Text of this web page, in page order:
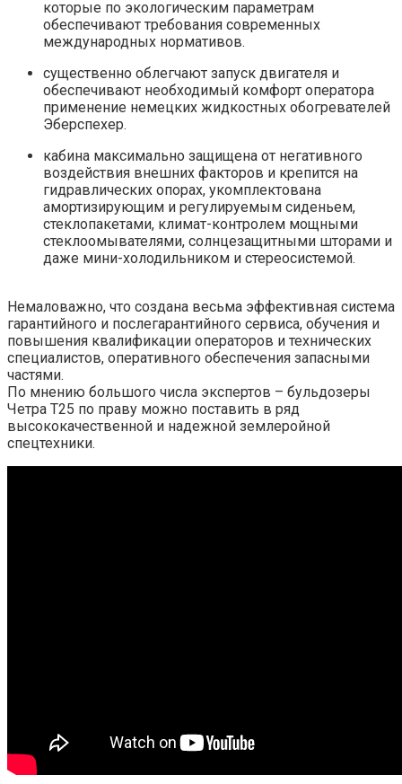
которые по экологическим параметрам
обеспечивают требования современных
международных нормативов.
существенно облегчают запуск двигателя и
обеспечивают необходимый комфорт оператора
применение немецких жидкостных обогревателей
Эберспехер.
кабина максимально защищена от негативного
воздействия внешних факторов и крепится на
гидравлических опорах, укомплектована
амортизирующим и регулируемым сиденьем,
стеклопакетами, климат-контролем мощными
стеклоомывателями, солнцезащитными шторами и
даже мини-холодильником и стереосистемой.
Немаловажно, что создана весьма эффективная система
гарантийного и послегарантийного сервиса, обучения и
повышения квалификации операторов и технических
специалистов, оперативного обеспечения запасными
частями.
По мнению большого числа экспертов – бульдозеры
Четра Т25 по праву можно поставить в ряд
высококачественной и надежной землеройной
спецтехники.